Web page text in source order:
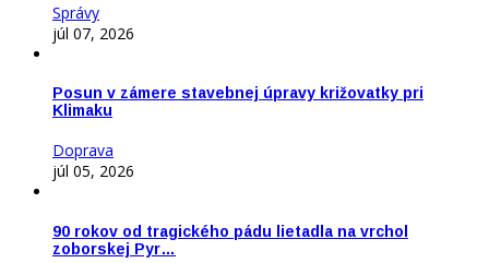
Správy
júl 07, 2026
Posun v zámere stavebnej úpravy križovatky pri
Klimaku
Doprava
júl 05, 2026
90 rokov od tragického pádu lietadla na vrchol
zoborskej Pyr…